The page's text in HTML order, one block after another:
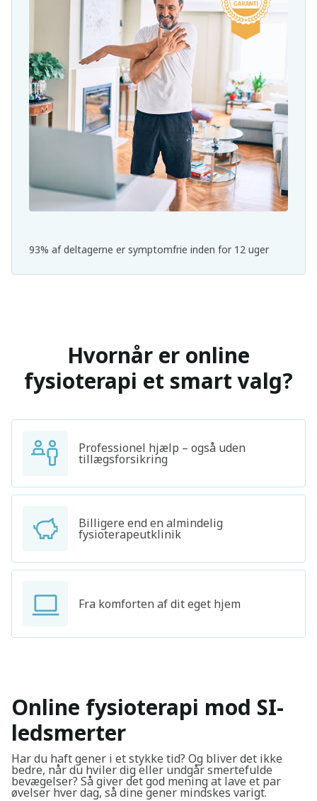
93% af deltagerne er symptomfrie inden for 12 uger
Hvornår er online
fysioterapi et smart valg?
Professionel hjælp – også uden
tillægsforsikring
Billigere end en almindelig
fysioterapeutklinik
Fra komforten af dit eget hjem
Online fysioterapi mod SI-
ledsmerter
Har du haft gener i et stykke tid? Og bliver det ikke
bedre, når du hviler dig eller undgår smertefulde
bevægelser? Så giver det god mening at lave et par
øvelser hver dag, så dine gener mindskes varigt.